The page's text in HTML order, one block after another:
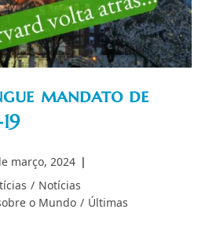
mandato de
março, 2024
/ Notícias
o Mundo / Últimas